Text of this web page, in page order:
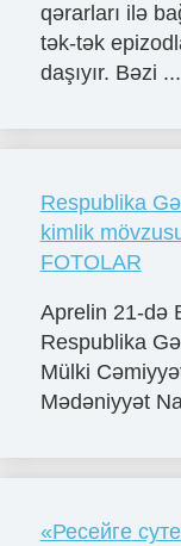
qərarları ilə
tək-tək
daşıyır. Bəzi ...
Respublika
kimlik
FOTOLAR
Aprelin 21-də
Respublika
Mülki
Mədəniyyət
«Ресейге